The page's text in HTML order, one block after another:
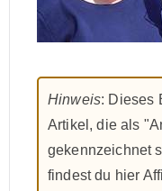
Hinweis: Dieses
Artikel, die als
gekennzeichnet
findest du hier